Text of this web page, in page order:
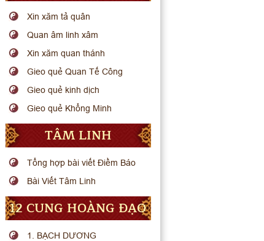
Xin xăm tả quân
Quan âm linh xâm
Xin xăm quan thánh
Gieo quẻ Quan Tế Công
Gieo quẻ kinh dịch
Gieo quẻ Khổng Minh
TÂM LINH
Tổng hợp bài viết Điềm Báo
Bài Viết Tâm Linh
12 CUNG HOÀNG ĐẠO
1. BẠCH DƯƠNG